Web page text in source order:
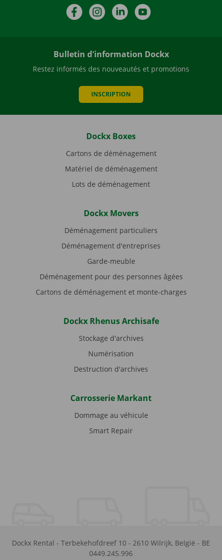
FacebookInstagramLinkedIn
Bulletin d'information Dockx
Restez informés des nouveautés et promotions
INSCRIPTION
Dockx Boxes
Cartons de déménagement
Matériel de déménagement
Lots de déménagement
Dockx Movers
Déménagement particuliers
Déménagement d'entreprises
Garde-meuble
Déménagement pour des personnes âgées
Cartons de déménagement et monte-charges
Dockx Rhenus Archisafe
Stockage d'archives
Numérisation
Destruction d'archives
Carrosserie Markant
Dommage au véhicule
Smart Repair
Dockx Rental - Terbekehofdreef 10 - 2610 Wilrijk, België - BE
0449.245.996